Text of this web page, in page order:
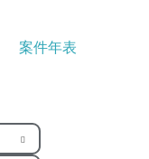
案件年表